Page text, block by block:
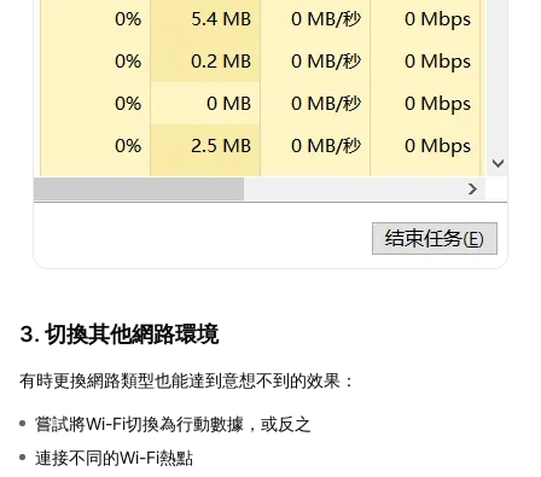
3. 切換其他網路環境
有時更換網路類型也能達到意想不到的效果：
嘗試將Wi-Fi切換為行動數據，或反之
連接不同的Wi-Fi熱點